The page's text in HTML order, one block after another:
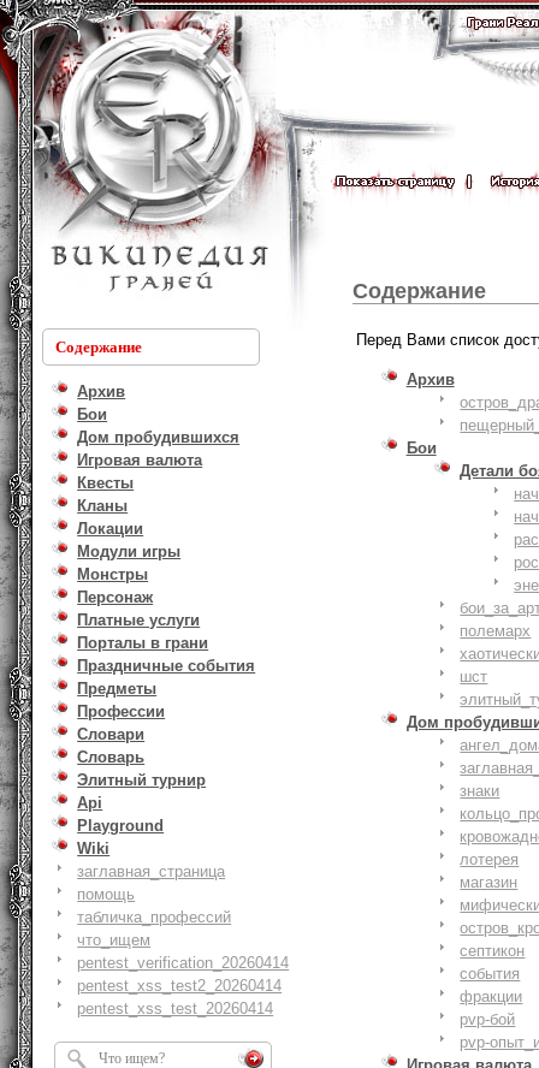
Содержание
Архив
Бои
Дом пробудившихся
Игровая валюта
Квесты
Кланы
Локации
Модули игры
Монстры
Персонаж
Платные услуги
Порталы в грани
Праздничные события
Предметы
Профессии
Словари
Словарь
Элитный турнир
Api
Playground
Wiki
заглавная_страница
помощь
табличка_профессий
что_ищем
pentest_verification_20260414
pentest_xss_test2_20260414
pentest_xss_test_20260414
Содержание
Перед Вами список
Архив
Бои
Детали
полемарх
шст
Дом
знаки
лотерея
магазин
септикон
события
фракции
pvp-бой
pvp-